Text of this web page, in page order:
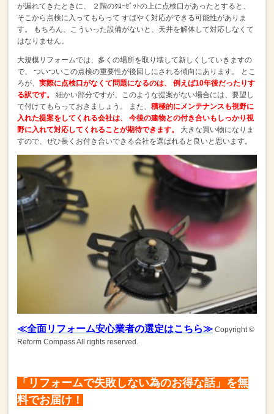
が漏れてきたときに、
２階のｸﾛｰｾﾞｯﾄの上に点検口があったとすると、
そこから点検に入ってもらって すばやく対応ができる可能性がありま
す。
もちろん、こういった設備がないと、天井を解体して対応しなくて
はなりません。
大規模リフォームでは、多くの場所を取り壊して新しくしていきますの
で、
ついついこの点検の重要性が後回しにされる傾向にあります。
とこ
ろが、 実際に点検口がなくて問題になるのは、
例えば10年後だったりす
る訳です。
細かい部分ですが、このような提案がない場合には、要望し
て付けてもらっておきましょう。
また、 積極的にメンテナンスも視野に
入れた提案をしてくれる会社は、
今後の建物との付き合いもしっかり視
野に入れて対応してくれることが期待できます。
大きな買い物になりま
すので、ぜひ長くお付き合いできる会社を選ばれると良いと思います。
≪全面リフォーム安心業者の選定はこちら≫ Copyright ©
Reform Compass All rights reserved.
「リフォームで失敗しない為のお得な話」を無
料でお届け！